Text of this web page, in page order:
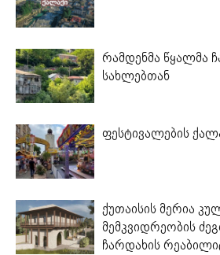
რამდენმა წყალმა
სახლებთან
ფესტივალების
ქუთაისის მერია
მემკვიდრეობის
ჩარდახის